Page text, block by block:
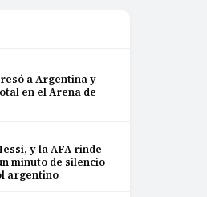
a Argentina y
en el Arena de
y la AFA rinde
minuto de silencio
argentino